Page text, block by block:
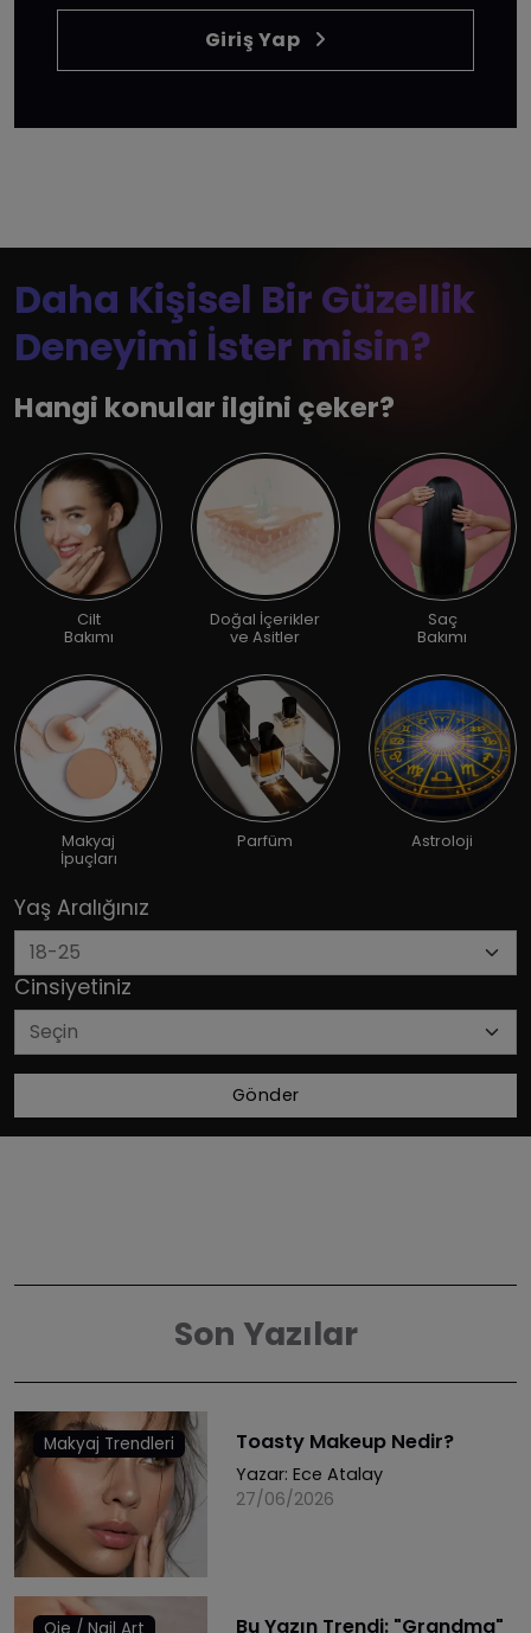
Giriş Yap
Daha Kişisel Bir Güzellik
Deneyimi İster misin?
Hangi konular ilgini çeker?
Cilt
Bakımı
Doğal İçerikler
ve Asitler
Saç
Bakımı
Makyaj
İpuçları
Parfüm Astroloji
Yaş Aralığınız
Cinsiyetiniz
Gönder
Son Yazılar
Makyaj Trendleri Toasty Makeup Nedir?
Yazar: Ece Atalay
27/06/2026
Bu Yazın Trendi: "Grandma"